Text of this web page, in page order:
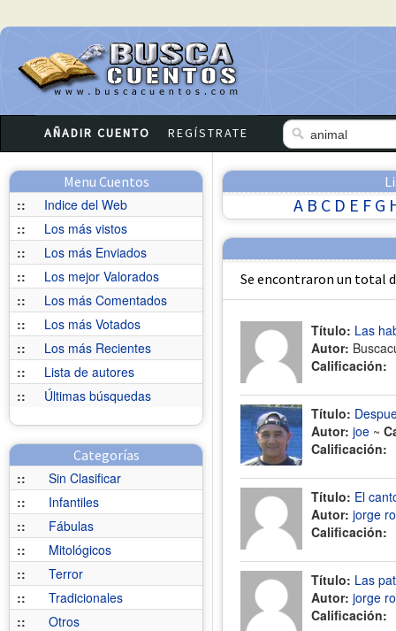
AÑADIR CUENTO REGÍSTRATE
Menu Cuentos
::
Indice del Web
::
Los más vistos
::
Los más Enviados
::
Los mejor Valorados
::
Los más Comentados
::
Los más Votados
::
Los más Recientes
::
Lista de autores
::
Últimas búsquedas
Categorías
::
Sin Clasificar
::
Infantiles
::
Fábulas
::
Mitológicos
::
Terror
::
Tradicionales
::
Otros
A B C D E F G
Se encontraron un total
Título: Las
Autor:
Calificación:
Título:
Autor: joe ~
Calificación:
Título: El
Autor: jorge
Calificación:
Título: Las
Autor: jorge
Calificación: